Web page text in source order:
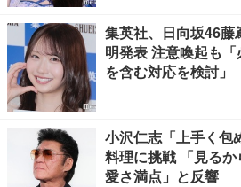
集英社、日向坂46
明発表 注意喚起も
を含む対応を検討」
小沢仁志「上手く包
料理に挑戦 「見る
愛さ満点」と反響